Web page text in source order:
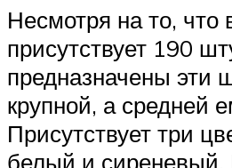
Несмотря на то, что
присутствует 190
предназначены эти
крупной, а средней
Присутствует три
белый и сиреневый.